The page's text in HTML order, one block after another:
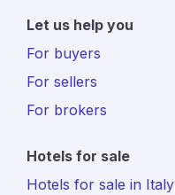
Let us help you
For buyers
For sellers
For brokers
Hotels for sale
Hotels for sale in Italy